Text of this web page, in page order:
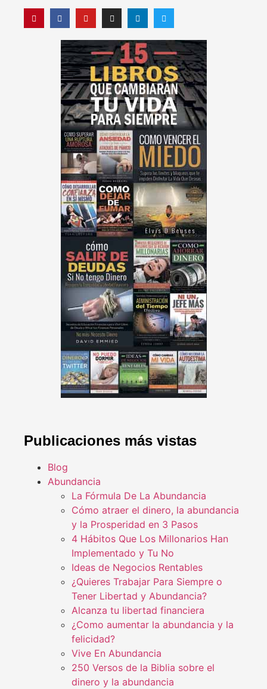
Publicaciones más vistas
Blog
Abundancia
La Fórmula De La Abundancia
Cómo atraer el dinero, la abundancia
y la Prosperidad en 3 Pasos
4 Hábitos Que Los Millonarios Han
Implementado y Tu No
Ideas de Negocios Rentables
¿Quieres Trabajar Para Siempre o
Tener Libertad y Abundancia?
Alcanza tu libertad financiera
¿Como aumentar la abundancia y la
felicidad?
Vive En Abundancia
250 Versos de la Biblia sobre el
dinero y la abundancia